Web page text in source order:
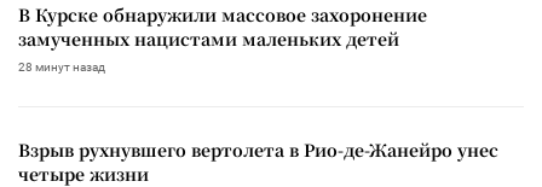
В Курске обнаружили массовое захоронение
замученных нацистами маленьких детей
28 минут назад
Взрыв рухнувшего вертолета в Рио-де-Жанейро унес
четыре жизни